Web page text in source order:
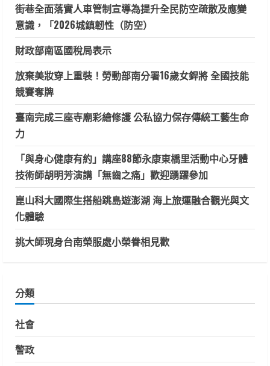
街巷全面落實人車管制宣導為提升全民防空疏散及應變
意識，「2026城鎮韌性（防空）
財政部南區國稅局表示
放棄美妝穿上重裝！勞動部南分署16歲女銲將 全國技能
競賽奪牌
臺南完成三座寺廟彩繪修護 公私協力保存傳統工藝生命
力
「與身心健康有約」講座88節永康東橋里活動中心牙體
技術師胡明芳演講「無齒之痛」歡迎踴躍參加
崑山科大國際生搭船跳島遊澎湖 海上旅運融合觀光與文
化體驗
挑大師現身台南榮服處小榮眷相見歡
分類
社會
警政